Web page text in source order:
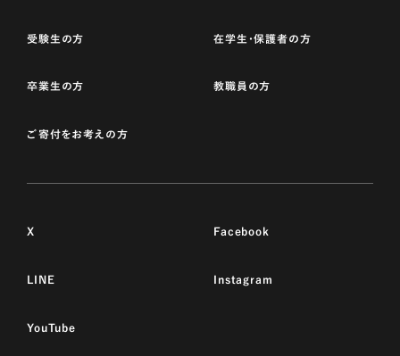
受験生の方 在学生・保護者の方
卒業生の方 教職員の方
ご寄付をお考えの方
X Facebook
LINE Instagram
YouTube